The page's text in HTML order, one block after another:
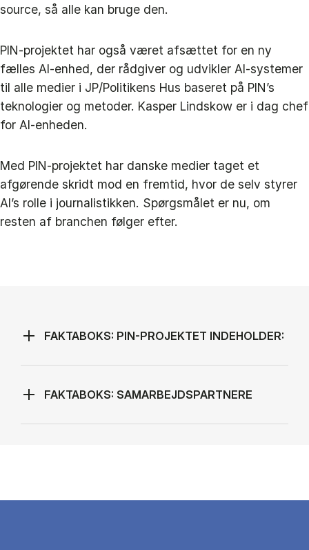
source, så alle kan bruge den.
PIN-projektet har også været afsættet for en ny
fælles AI-enhed, der rådgiver og udvikler AI-systemer
til alle medier i JP/Politikens Hus baseret på PIN’s
teknologier og metoder. Kasper Lindskow er i dag chef
for AI-enheden.
Med PIN-projektet har danske medier taget et
afgørende skridt mod en fremtid, hvor de selv styrer
AI’s rolle i journalistikken. Spørgsmålet er nu, om
resten af branchen følger efter.
FAKTABOKS: PIN-PROJEKTET INDEHOLDER:
FAKTABOKS: SAMARBEJDSPARTNERE